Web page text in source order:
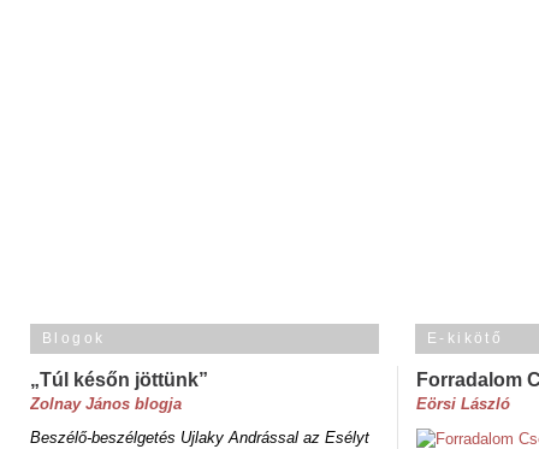
Blogok
„Túl későn jöttünk”
Zolnay János blogja
Beszélő-beszélgetés Ujlaky Andrással az Esélyt
E-kikötő
Forradalom
Eörsi László